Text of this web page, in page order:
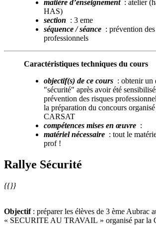
matière d’enseignement : atelier
HAS)
section : 3 eme
séquence / séance : prévention
professionnels
Caractéristiques techniques du cours
objectif(s) de ce cours : obtenir un
"sécurité" après avoir été
prévention des risques
la préparation du concours
CARSAT
compétences mises en œuvre :
matériel nécessaire : tout le
prof !
Rallye Sécurité
{{}}
Objectif: préparer les élèves de 3 ème Aubrac
« SECURITE AU TRAVAIL » organisé par la